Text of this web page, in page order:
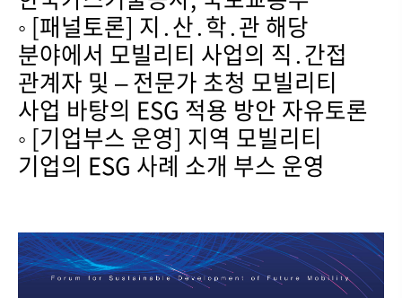
◦ [패널토론] 지․산․학․관 해당
분야에서 모빌리티 사업의 직․간접
관계자 및 – 전문가 초청 모빌리티
사업 바탕의 ESG 적용 방안 자유토론
◦ [기업부스 운영] 지역 모빌리티
기업의 ESG 사례 소개 부스 운영